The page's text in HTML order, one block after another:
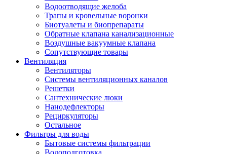
Водоотводящие желоба
Трапы и кровельные воронки
Биотуалеты и биопрепараты
Обратные клапана канализационные
Воздушные вакуумные клапана
Сопутствующие товары
Вентиляция
Вентиляторы
Системы вентиляционных каналов
Решетки
Сантехнические люки
Нанодефлекторы
Рециркуляторы
Остальное
Фильтры для воды
Бытовые системы фильтрации
Водоподготовка